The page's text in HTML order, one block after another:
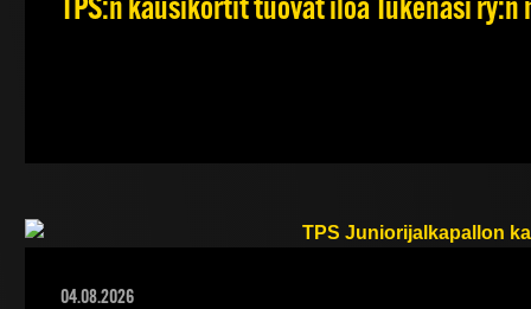
TPS:n kausikortit tuovat iloa Tukenasi
04.08.2026